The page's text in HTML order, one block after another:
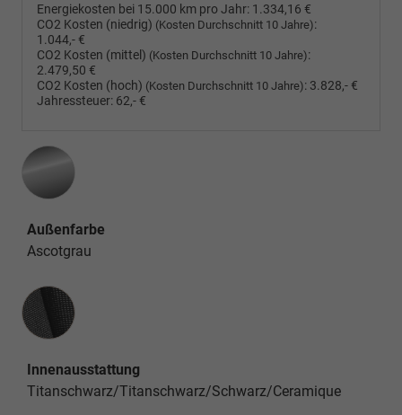
Energiekosten bei 15.000 km pro Jahr: 1.334,16 €
CO2 Kosten (niedrig) (Kosten Durchschnitt 10 Jahre):
1.044,- €
CO2 Kosten (mittel) (Kosten Durchschnitt 10 Jahre):
2.479,50 €
CO2 Kosten (hoch) (Kosten Durchschnitt 10 Jahre): 3.828,- €
Jahressteuer: 62,- €
Außenfarbe
Ascotgrau
Innenausstattung
Innenausstattung
Titanschwarz/Titanschwarz/Schwarz/Ceramique